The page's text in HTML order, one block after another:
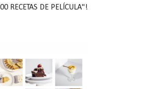
RECETAS DE PELÍCULA"!